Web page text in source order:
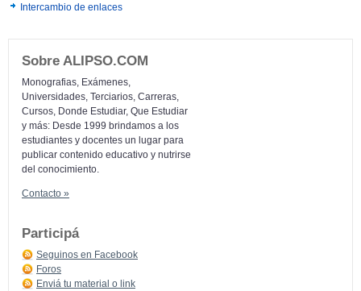
Intercambio de enlaces
Sobre ALIPSO.COM
Monografias, Exámenes,
Universidades, Terciarios, Carreras,
Cursos, Donde Estudiar, Que Estudiar
y más: Desde 1999 brindamos a los
estudiantes y docentes un lugar para
publicar contenido educativo y nutrirse
del conocimiento.
Contacto »
Participá
Seguinos en Facebook
Foros
Enviá tu material o link